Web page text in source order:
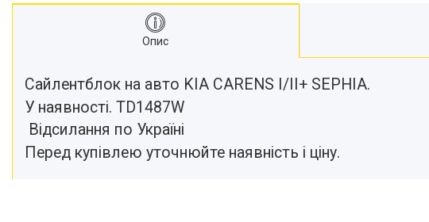
Опис
Сайлентблок на авто KIA CARENS I/II+ SEPHIA.
У наявності. TD1487W
Відсилання по Україні
Перед купівлею уточнюйте наявність і ціну.